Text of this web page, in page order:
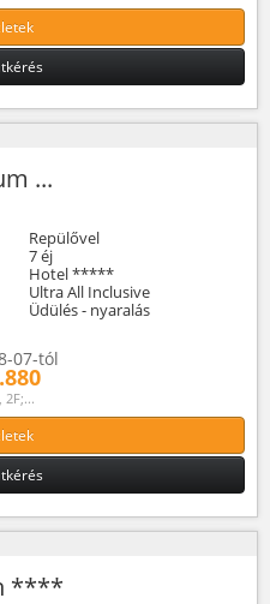
...
Repülővel
7 éj
Hotel *****
Ultra All Inclusive
Üdülés - nyaralás
07-tól
2F;...
****